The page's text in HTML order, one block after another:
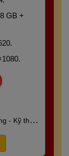
GB +
- Kỹ thuật